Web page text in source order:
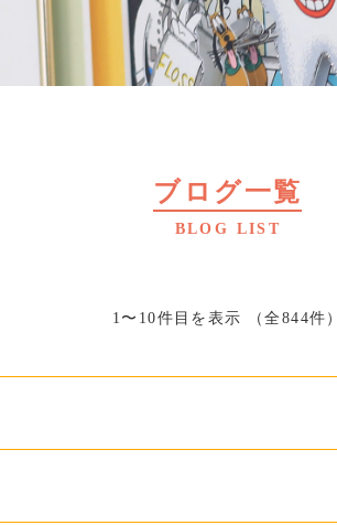
ブログ一覧
BLOG LIST
1〜10件目を表示 （全844件）